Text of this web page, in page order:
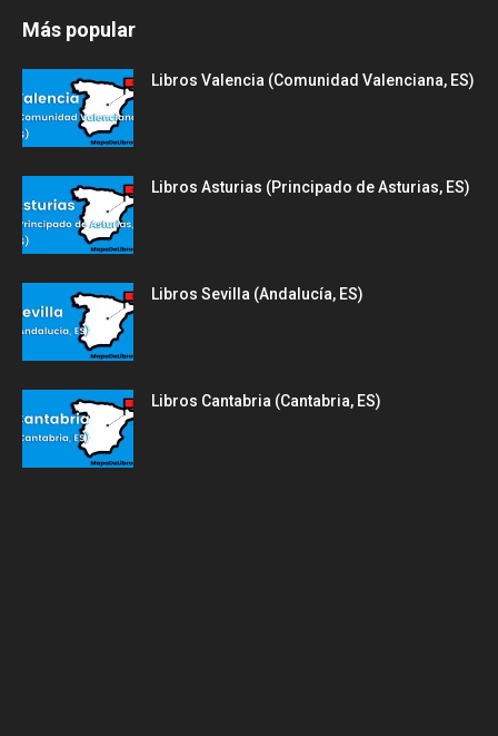
Más popular
Libros Valencia (Comunidad Valenciana, ES)
Libros Asturias (Principado de Asturias, ES)
Libros Sevilla (Andalucía, ES)
Libros Cantabria (Cantabria, ES)